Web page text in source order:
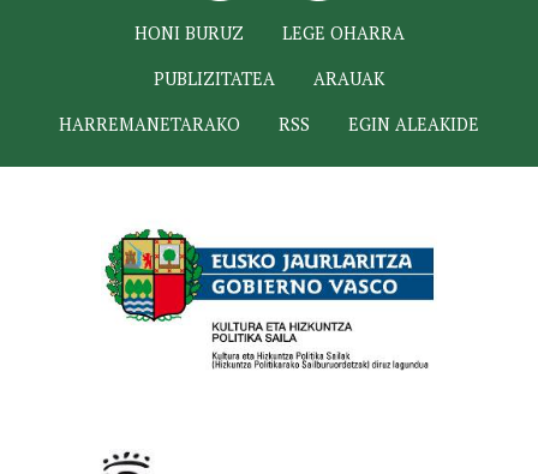
HONI BURUZ
LEGE OHARRA
PUBLIZITATEA
ARAUAK
HARREMANETARAKO
RSS EGIN ALEAKIDE